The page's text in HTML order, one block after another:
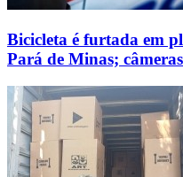
Bicicleta é furtada em
Pará de Minas;